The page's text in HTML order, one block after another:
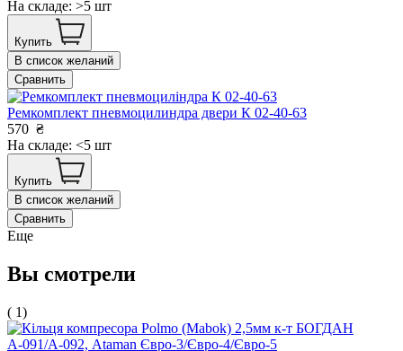
На складе: >5 шт
Купить
В список желаний
Сравнить
Ремкомплект пневмоцилиндра двери К 02-40-63
570 ₴
На складе: <5 шт
Купить
В список желаний
Сравнить
Еще
Вы смотрели
( 1)